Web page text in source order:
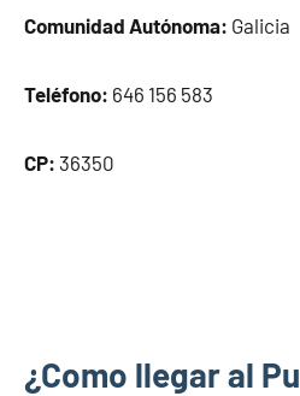
Comunidad Autónoma: Galicia
Teléfono: 646 156 583
CP: 36350
¿Como llegar al